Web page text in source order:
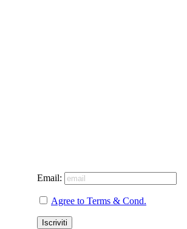
Email:
Agree to Terms & Cond.